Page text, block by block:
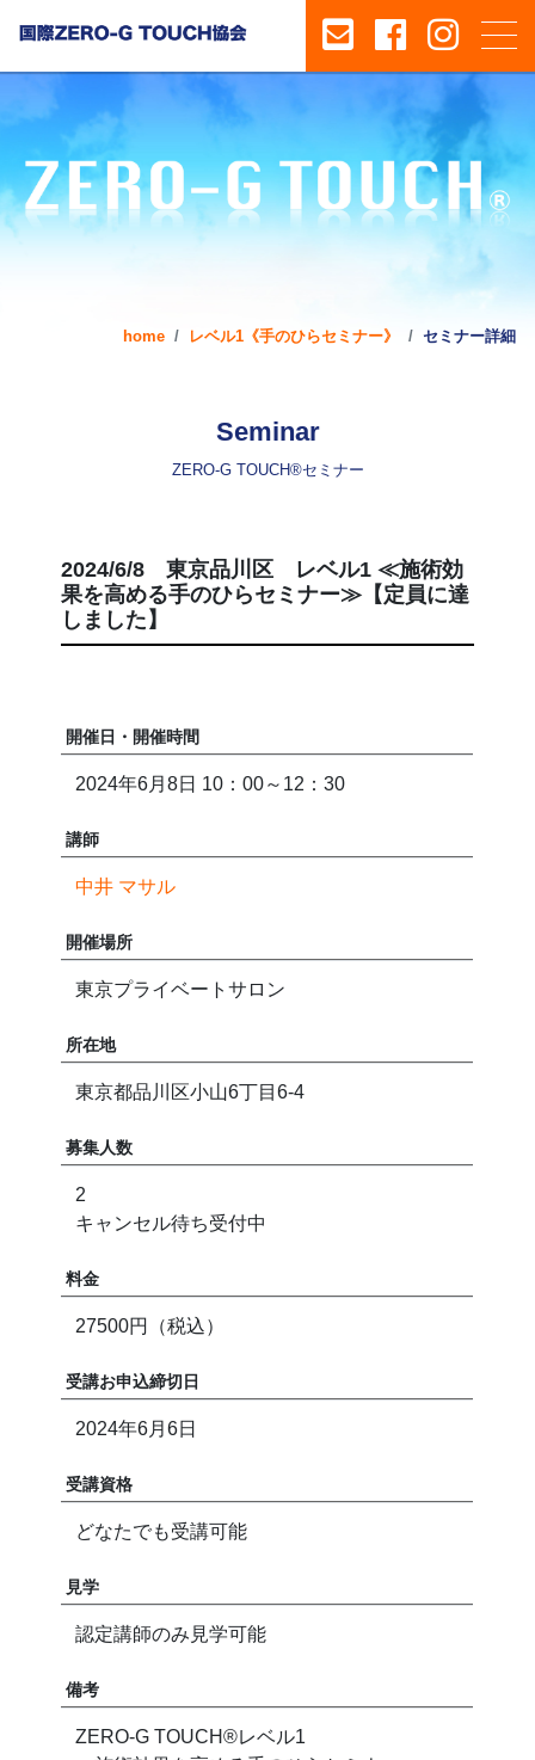
home レベル1《手のひらセミナー》 セミナー詳細
Seminar
ZERO-G TOUCH®セミナー
2024/6/8 東京品川区 レベル1 ≪施術効
果を高める手のひらセミナー≫【定員に達
しました】
開催日・開催時間
2024年6月8日 10：00～12：30
講師
中井 マサル
開催場所
東京プライベートサロン
所在地
東京都品川区小山6丁目6-4
募集人数
2
キャンセル待ち受付中
料金
27500円（税込）
受講お申込締切日
2024年6月6日
受講資格
どなたでも受講可能
見学
認定講師のみ見学可能
備考
ZERO-G TOUCH®︎レベル1